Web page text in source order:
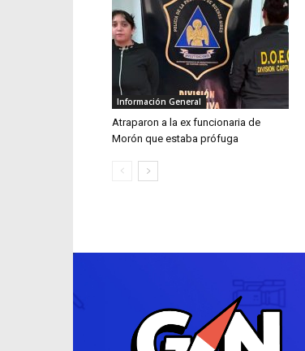
Información General
Atraparon a la ex funcionaria de
Morón que estaba prófuga